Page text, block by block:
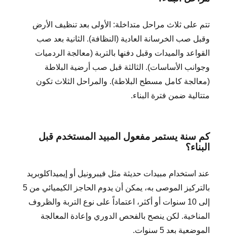
تتم على ثلاث مراحل متداخلة: الأولى بعد تنظيف الأرض
وقبل صب الخرسانة العادية (النظافة). الثانية بعد صب
القواعد والميدات وقبل دفنها بالتربة (معالجة الردميات
وجوانب الأساسات). الثالثة قبل صب أرضية البلاطة
(معالجة كامل مسطح البلاطة). والمراحل الثلاث تكون
متتالية ضمن فترة البناء.
كم سنة يستمر مفعول المبيد المستخدم قبل
البناء؟
عند استخدام مبيدات حديثة مثل فيبرونيل أو إيميداكلوبريد
بالتركيز الموصى به، يمكن أن يدوم الحاجز الكيميائي من 5
إلى 10 سنوات أو أكثر، اعتماداً على نوع التربة والظروف
المناخية. لكن ينصح بالفحص الدوري وإعادة المعالجة
الموضعية بعد 5 سنوات.